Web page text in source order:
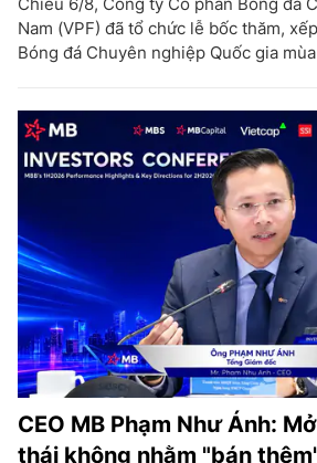
Chiều 6/8, Công ty Cổ phần Bóng đá
Nam (VPF) đã tổ chức lễ bốc thăm,
Bóng đá Chuyên nghiệp Quốc gia
CEO MB Phạm Như Ánh:
thái không nhằm "bán